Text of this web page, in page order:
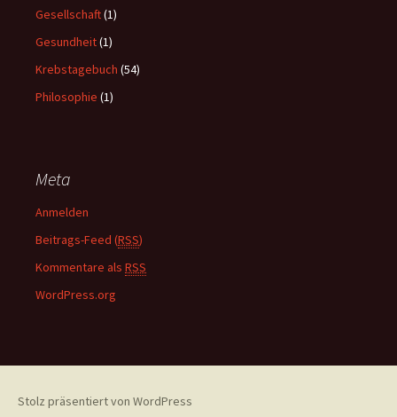
Gesellschaft(1)
Gesundheit(1)
Krebstagebuch (54)
Philosophie (1)
Meta
Anmelden
Beitrags-Feed (RSS)
Kommentare als RSS
WordPress.org
Stolz präsentiert von WordPress